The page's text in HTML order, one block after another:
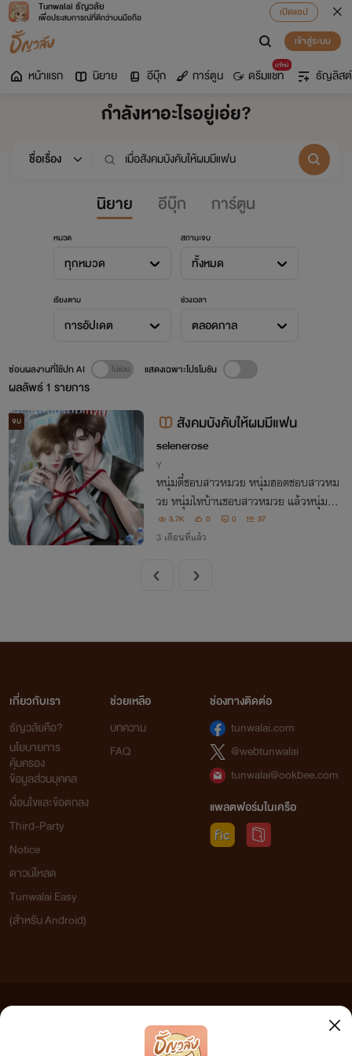
Tunwalai ธัญวลัย
เพื่อประสบการณ์ที่ดีกว่าบนมือถือ
เปิดแอป
เข้าสู่ระบบ
หน้าแรก นิยาย อีบุ๊ก การ์ตูน
มาใหม่
ดรีมแชท ธัญลิสต์
กำลังหาอะไรอยู่เอ่ย?
นิยาย อีบุ๊ก การ์ตูน
หมวด
ทุกหมวด
สถานะจบ
ทั้งหมด
เรียงตาม
การอัปเดต
ช่วงเวลา
ตลอดกาล
ผลลัพธ์1 รายการ
ซ่อนผลงานที่ใช้ปก AI แสดงเฉพาะโปรโมชัน
จบ สังคมบังคับให้ผมมีแฟน
selenerose
Y
หนุ่มตี๋ชอบสาวหมวย หนุ่มฮอตชอบสาวหม
วย หนุ่มไทบ้านชอบสาวหมวย แล้วหนุ่มหม
วยแบบผมมีใครชอบไหม
3.7K 0 0 37
3 เดือนที่แล้ว
เกี่ยวกับเรา
ธัญวลัยคือ?
นโยบายการ
คุ้มครอง
ข้อมูลส่วนบุคคล
เงื่อนไขและข้อตกลง
Third-Party
Notice
ดาวน์โหลด
Tunwalai Easy
(สำหรับ Android)
ช่วยเหลือ
บทความ
FAQ
ช่องทางติดต่อ
tunwalai.com
@webtunwalai
tunwalai@ookbee.com
แพลตฟอร์มในเครือ
เว็บไซต์แห่งนี้ไม่ได้เห็นด้วยและไม่ขอรับผิดชอบต่อข้อความใดๆ ทั้งสิ้น ดังนั้นผู้อ่านทุกท่านโปรดใช้
วิจารณญาณในการกลั่นกรองด้วยตนเอง และหากท่านพบข้อความใดๆ ที่ขัดต่อกฎหมายและศีลธรรม